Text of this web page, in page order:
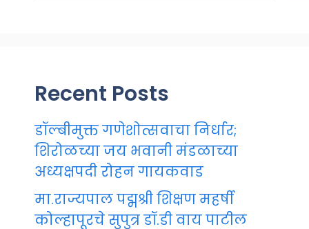
Recent Posts
डॉल्बीमुक्त गणेशोत्सवाचा निर्धार;
शिरोळच्या जय भवानी मंडळाच्या
अध्यक्षपदी रोहन गायकवाड
मा.राज्यपाल पद्मश्री शिक्षण महर्षी
कोल्हापूरचे सुपुत्र डॉ.डी वाय पाटील